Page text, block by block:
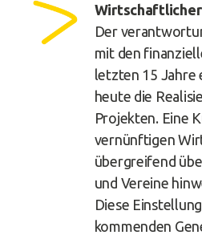
Der
mit den
letzten 15 Jahre
heute die
Projekten. Eine
vernünftigen
übergreifend
und Vereine
Diese
kommenden